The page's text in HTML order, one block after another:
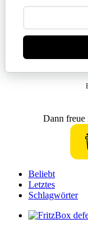
Dann freue
Beliebt
Letztes
Schlagwörter